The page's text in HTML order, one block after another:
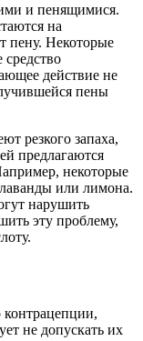
и пенящимися.
на
пену. Некоторые
средство
действие не
пены
резкого запаха,
предлагаются
некоторые
или лимона.
нарушить
эту проблему,
контрацепции,
не допускать их